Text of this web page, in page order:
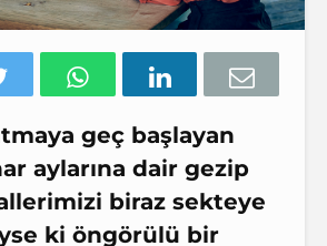
geç başlayan
aylarına dair gezip
biraz sekteye
ki öngörülü bir